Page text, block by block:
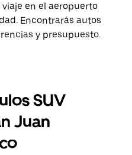
en el aeropuerto
Encontrarás autos
y presupuesto.
SUV
Juan